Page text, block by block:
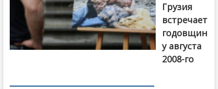
Грузия
встречает
годовщин
у августа
2008-го